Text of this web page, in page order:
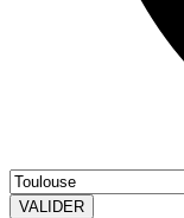
VALIDER